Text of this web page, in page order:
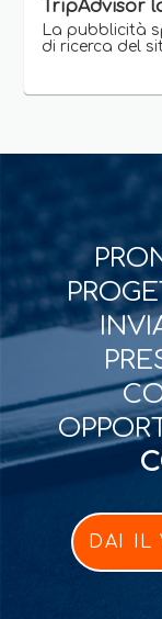
TripAdvisor
La pubblicità
di ricerca del
DAI IL